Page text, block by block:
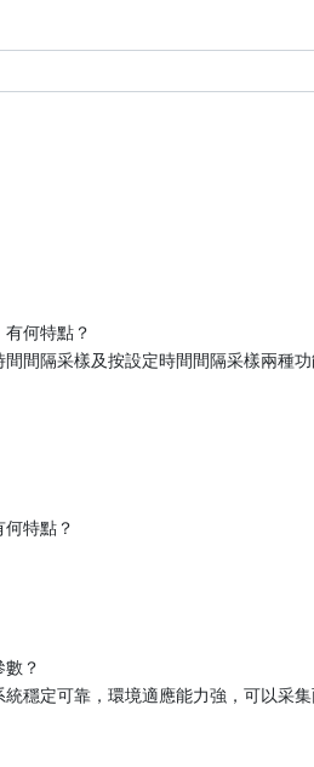
何特點？
間隔采樣及按設定時間間隔采樣兩種
特點？
？
穩定可靠，環境適應能力強，可以采